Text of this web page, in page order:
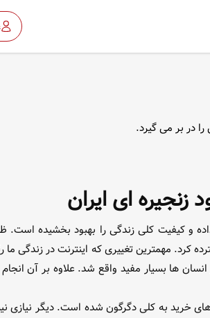
در بر می گیرد.
ای ایران
و کیفیت کلی زندگی را بهبود بخشیده است.
کرد. مهمترین تغییری که اینترنت در زندگی ما
ها بسیار مفید واقع شد. علاوه بر آن
خرید به کلی دگرگون شده است. دیگر نیازی